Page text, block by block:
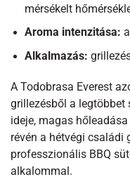
mérsékelt
Aroma intenzitása:
Alkalmazás:
A Todobrasa Everest
grillezésből a legtöbbet
ideje, magas
révén a hétvégi családi
professzionális BBQ
alkalommal.